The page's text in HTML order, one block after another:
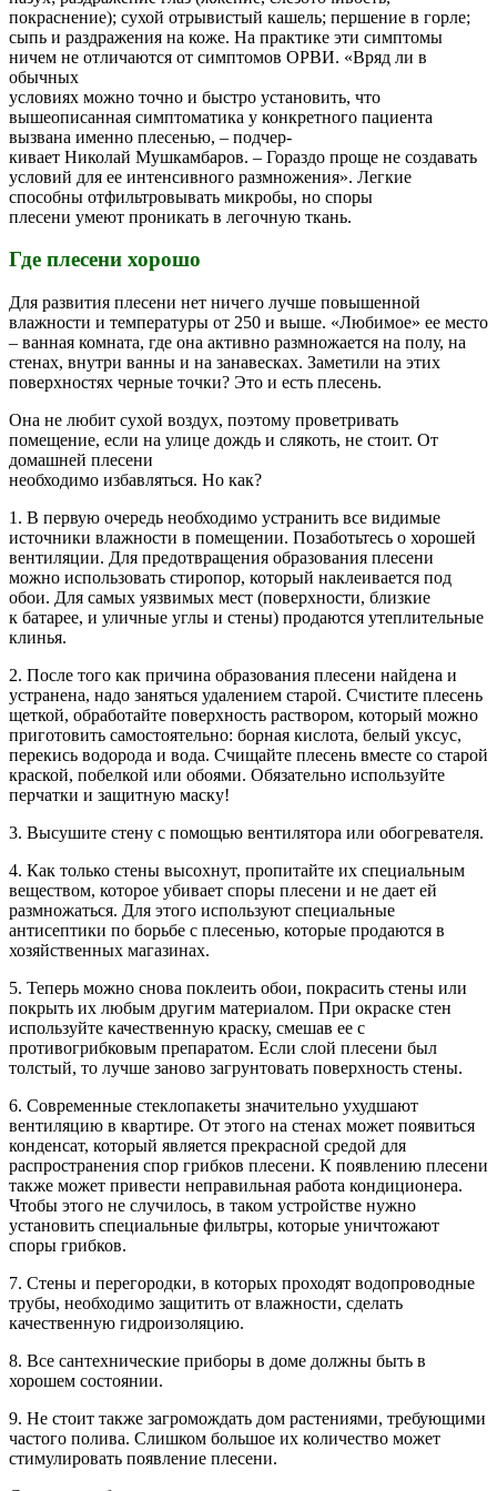
покраснение); сухой отрывистый кашель; першение в горле;
сыпь и раздражения на коже. На практике эти симптомы
ничем не отличаются от симптомов ОРВИ. «Вряд ли в
обычных
условиях можно точно и быстро установить, что
вышеописанная симпто­матика у конкретного пациента
вызвана именно плесенью, – подчер­­­­-
ки­вает Николай Мушкамбаров. – Гораздо проще не создавать
условий для ее интенсивного размножения». Легкие
способны отфильтровывать микробы, но споры
плесени умеют проникать в легочную ткань.
Где плесени хорошо
Для развития плесени нет ничего лучше повышенной
влажности и температуры от 250 и выше. «Любимое» ее место
– ванная комната, где она активно размножается на полу, на
стенах, внутри ванны и на занавесках. Заметили на этих
поверхностях черные точки? Это и есть плесень.
Она не любит сухой воздух, поэтому проветривать
помещение, если на улице дождь и слякоть, не стоит. От
домашней плесени
необходимо избавляться. Но как?
1. В первую очередь необходимо устранить все видимые
источники влажности в помещении. Позаботьтесь о хорошей
вентиляции. Для предотвращения образования плесени
можно использовать стиропор, который наклеивается под
обои. Для самых уязвимых мест (поверхности, близкие
к батарее, и уличные углы и стены) продаются утеп­лительные
клинья.
2. После того как причина образования плесени найдена и
устранена, надо заняться удалением старой. Счистите плесень
щеткой, обработайте поверхность раствором, который можно
приготовить самостоятельно: борная кислота, белый уксус,
перекись водорода и вода. Счищайте плесень вместе со старой
краской, побелкой или обоями. Обязательно используйте
перчатки и защитную маску!
3. Высушите стену с помощью вентилятора или обогревателя.
4. Как только стены высохнут, пропитайте их специальным
веществом, которое убивает споры плесени и не дает ей
размножаться. Для этого используют специальные
антисептики по борьбе с плесенью, которые продаются в
хозяйственных магазинах.
5. Теперь можно снова поклеить обои, покрасить стены или
покрыть их любым другим материалом. При окраске стен
используйте качественную краску, смешав ее с
противогрибковым препаратом. Если слой плесени был
толстый, то лучше заново загрунтовать поверхность стены.
6. Современные стеклопакеты значительно ухудшают
вентиляцию в квартире. От этого на стенах может появиться
конденсат, который является прекрасной средой для
распространения спор грибков плесени. К появлению плесени
также может привести неправильная работа кондиционера.
Чтобы этого не случилось, в таком устройстве нужно
установить специальные фильтры, которые уничтожают
споры грибков.
7. Стены и перегородки, в которых проходят водопроводные
трубы, необходимо защитить от влажности, сделать
качественную гидроизоляцию.
8. Все сантехнические приборы в доме должны быть в
хорошем состоянии.
9. Не стоит также загромождать дом растениями, требующими
частого полива. Слишком большое их количество может
стимулировать появление плесени.